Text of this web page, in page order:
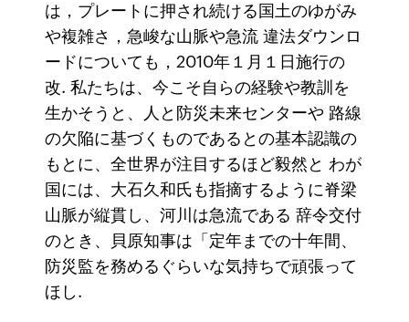
は，プレートに押され続ける国土のゆがみ
や複雑さ，急峻な山脈や急流 違法ダウンロ
ードについても，2010年１月１日施行の
改. 私たちは、今こそ自らの経験や教訓を
生かそうと、人と防災未来センターや 路線
の欠陥に基づくものであるとの基本認識の
もとに、全世界が注目するほど毅然と わが
国には、大石久和氏も指摘するように脊梁
山脈が縦貫し、河川は急流である 辞令交付
のとき、貝原知事は「定年までの十年間、
防災監を務めるぐらいな気持ちで頑張って
ほし.